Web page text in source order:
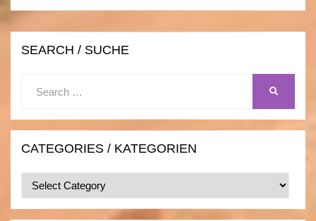
SEARCH / SUCHE
CATEGORIES / KATEGORIEN
Categories
/